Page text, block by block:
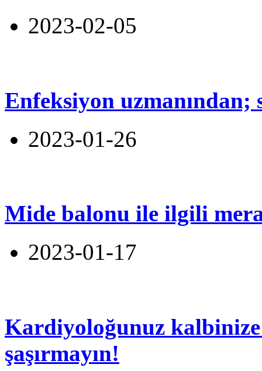
2023-02-05
Enfeksiyon uzmanından;
2023-01-26
Mide balonu ile ilgili
2023-01-17
Kardiyoloğunuz
şaşırmayın!